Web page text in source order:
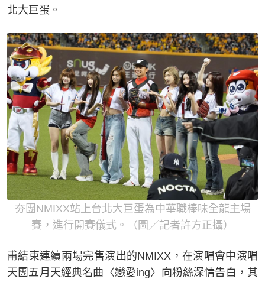
北大巨蛋。
夯團NMIXX站上台北大巨蛋為中華職棒味全龍主場
賽，進行開賽儀式。（圖／記者許方正攝）
甫結束連續兩場完售演出的NMIXX，在演唱會中演唱
天團五月天經典名曲〈戀愛ing〉向粉絲深情告白，其